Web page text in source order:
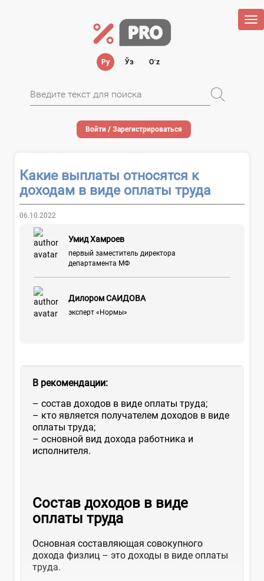
Ру Ўз Oʻz
Войти / Зарегистрироваться
Какие выплаты относятся к
доходам в виде оплаты труда
06.10.2022
Умид Хамроев
первый заместитель директора
департамента МФ
Дилором САИДОВА
эксперт «Нормы»
В рекомендации:
– состав доходов в виде оплаты труда;
– кто является получателем доходов в виде
оплаты труда;
– основной вид дохода работника и
исполнителя.
Состав доходов в виде
оплаты труда
Основная составляющая совокупного
дохода физлиц – это доходы в виде оплаты
труда.